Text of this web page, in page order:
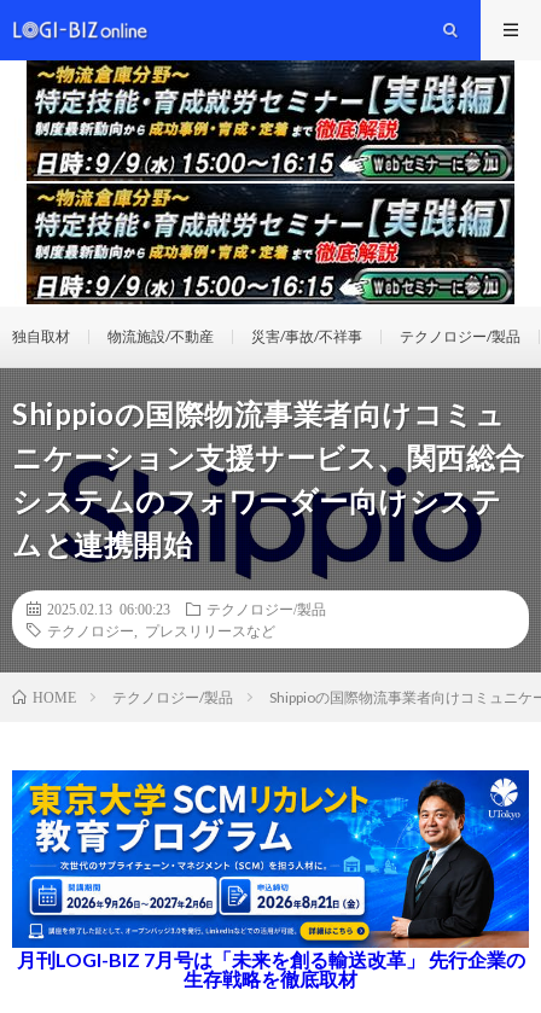
独自取材 物流施設/不動産 災害/事故/不祥事 テクノロジー/製品
Shippioの国際物流事業者向けコミュ
ニケーション支援サービス、関西総合
システムのフォワーダー向けシステ
ムと連携開始
2025.02.13 06:00:23
テクノロジー/製品
テクノロジー
プレスリリースなど
HOME テクノロジー/製品 Shippioの国際物流事業者向けコミュニ
月刊LOGI-BIZ 7月号は「未来を創る輸送改革」 先行企業の
生存戦略を徹底取材